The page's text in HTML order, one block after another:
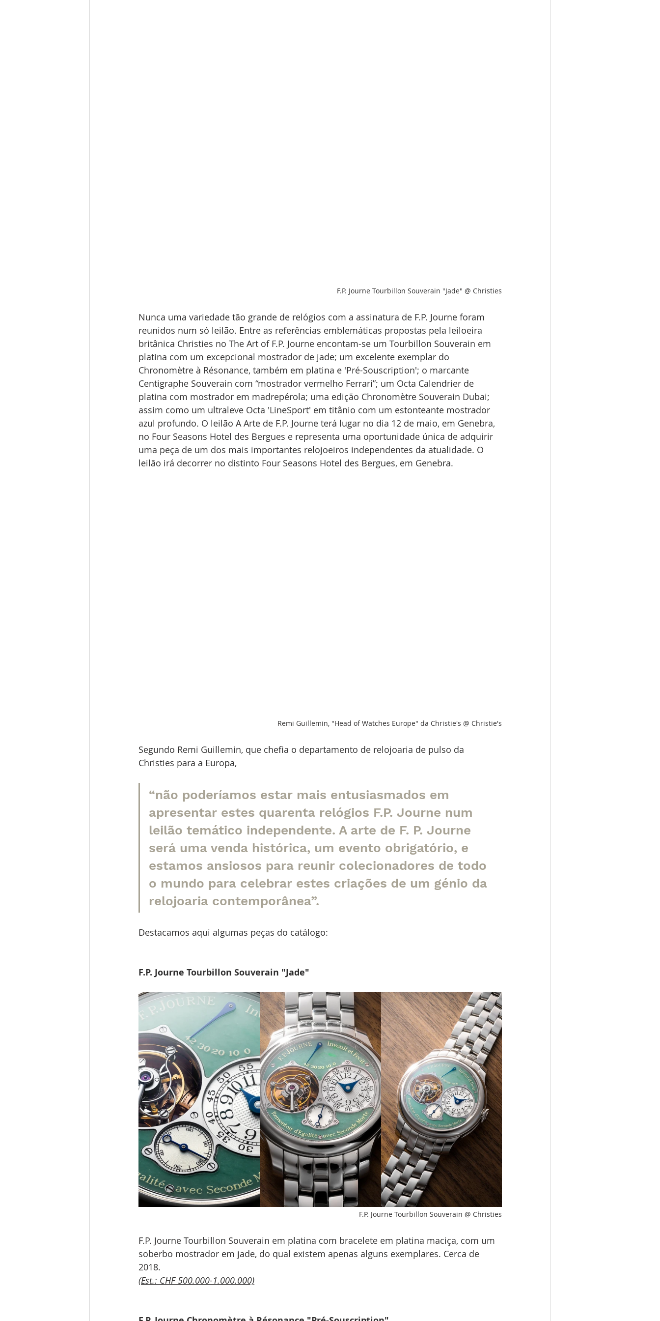
F.P. Journe Tourbillon Souverain "Jade" @ Christies
Nunca uma variedade tão grande de relógios com a assinatura de F.P. Journe foram
reunidos num só leilão. Entre as referências emblemáticas propostas pela leiloeira
britânica Christies no The Art of F.P. Journe encontam-se um Tourbillon Souverain em
platina com um excepcional mostrador de jade; um excelente exemplar do
Chronomètre à Résonance, também em platina e 'Pré-Souscription'; o marcante
Centigraphe Souverain com “mostrador vermelho Ferrari”; um Octa Calendrier de
platina com mostrador em madrepérola; uma edição Chronomètre Souverain Dubai;
assim como um ultraleve Octa 'LineSport' em titânio com um estonteante mostrador
azul profundo. O leilão A Arte de F.P. Journe terá lugar no dia 12 de maio, em Genebra,
no Four Seasons Hotel des Bergues e representa uma oportunidade única de adquirir
uma peça de um dos mais importantes relojoeiros independentes da atualidade. O
leilão irá decorrer no distinto Four Seasons Hotel des Bergues, em Genebra.
Remi Guillemin, "Head of Watches Europe" da Christie's @ Christie's
Segundo Remi Guillemin, que chefia o departamento de relojoaria de pulso da
Christies para a Europa,
“não poderíamos estar mais entusiasmados em
apresentar estes quarenta relógios F.P. Journe num
leilão temático independente. A arte de F. P. Journe
será uma venda histórica, um evento obrigatório, e
estamos ansiosos para reunir colecionadores de todo
o mundo para celebrar estes criações de um génio da
relojoaria contemporânea”.
Destacamos aqui algumas peças do catálogo:
F.P. Journe Tourbillon Souverain "Jade"
F.P. Journe Tourbillon Souverain @ Christies
F.P. Journe Tourbillon Souverain em platina com bracelete em platina maciça, com um
soberbo mostrador em jade, do qual existem apenas alguns exemplares. Cerca de
2018.
(Est.: CHF 500.000-1.000.000)